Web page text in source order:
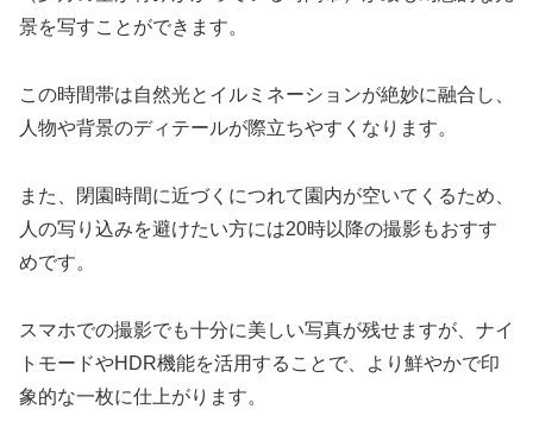
景を写すことができます。
この時間帯は自然光とイルミネーションが絶妙に融合し、
人物や背景のディテールが際立ちやすくなります。
また、閉園時間に近づくにつれて園内が空いてくるため、
人の写り込みを避けたい方には20時以降の撮影もおすす
めです。
スマホでの撮影でも十分に美しい写真が残せますが、ナイ
トモードやHDR機能を活用することで、より鮮やかで印
象的な一枚に仕上がります。